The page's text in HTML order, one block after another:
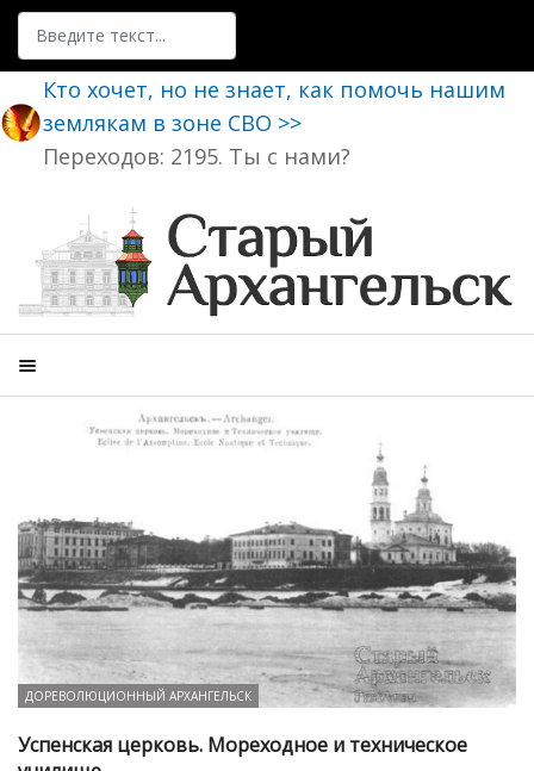
Поиск
Кто хочет, но не знает, как помочь нашим
землякам в зоне СВО >>
Переходов: 2195. Ты с нами?
ДОРЕВОЛЮЦИОННЫЙ АРХАНГЕЛЬСК
Успенская церковь. Мореходное и техническое